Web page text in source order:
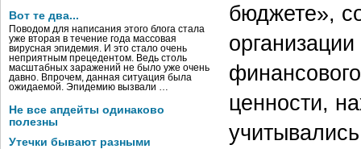
Вот те два...
Поводом для написания этого блога стала
уже вторая в течение года массовая
вирусная эпидемия. И это стало очень
неприятным прецедентом. Ведь столь
масштабных заражений не было уже очень
давно. Впрочем, данная ситуация была
ожидаемой. Эпидемию вызвали …
Не все апдейты одинаково
полезны
Утечки бывают разными
бюджете»,
ценности,